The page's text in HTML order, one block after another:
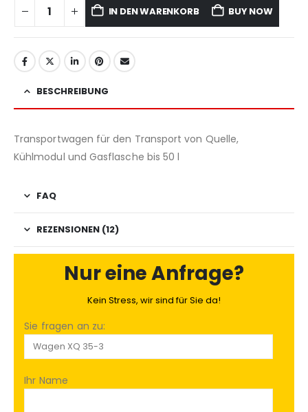
IN DEN WARENKORB BUY NOW
BESCHREIBUNG
Transportwagen für den Transport von Quelle,
Kühlmodul und Gasflasche bis 50 l
FAQ
REZENSIONEN (12)
Nur eine Anfrage?
Kein Stress, wir sind für Sie da!
Sie fragen an zu:
Ihr Name